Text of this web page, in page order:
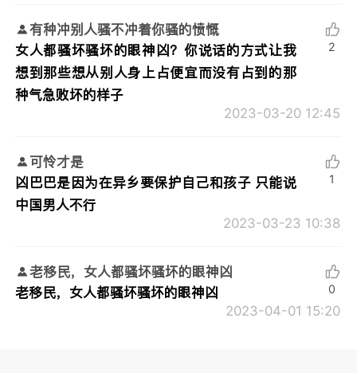
有种冲别人骚不冲着你骚的愤慨
女人都骚坏骚坏的眼神凶？你说话的方式让我
想到那些想从别人身上占便宜而没有占到的那
种气急败坏的样子
2023-03-20 12:45
2
可怜才是
凶巴巴是因为在异乡要保护自己和孩子 只能说
中国男人不行
2023-03-23 10:38
1
老移民，女人都骚坏骚坏的眼神凶
老移民，女人都骚坏骚坏的眼神凶
2023-04-01 15:20
0